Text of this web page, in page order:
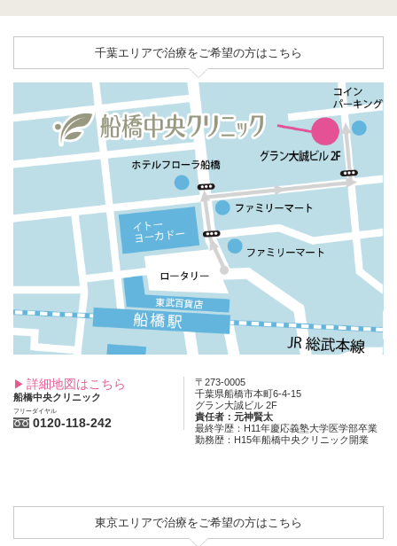
千葉エリアで治療をご希望の方はこちら
詳細地図はこちら
船橋中央クリニック
フリーダイヤル
0120-118-242
〒273-0005
千葉県船橋市本町6-4-15
グラン大誠ビル 2F
責任者：元神賢太
最終学歴：H11年慶応義塾大学医学部卒業
勤務歴：H15年船橋中央クリニック開業
東京エリアで治療をご希望の方はこちら